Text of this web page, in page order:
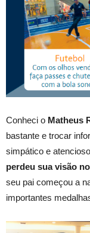
Conheci o Matheus
bastante e trocar
simpático e
perdeu sua visão
seu pai começou a
importantes